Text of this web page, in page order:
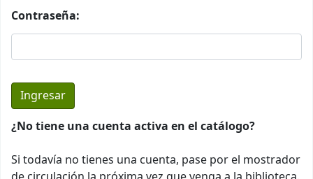
Contraseña:
¿No tiene una cuenta activa en el catálogo?
Si todavía no tienes una cuenta, pase por el mostrador